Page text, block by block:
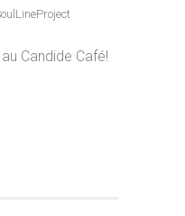
Candide Café!